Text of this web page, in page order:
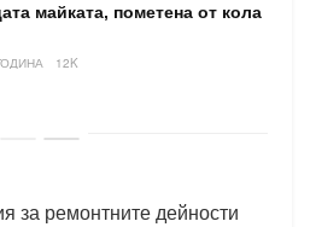
майката, пометена от кола
12K
за ремонтните дейности